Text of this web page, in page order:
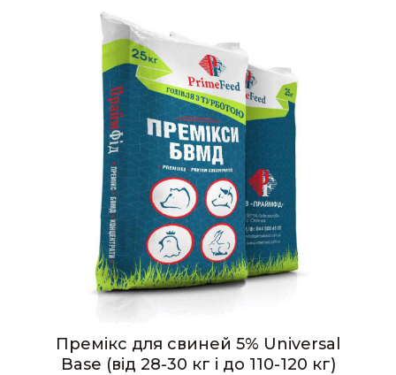
Премікс для свиней 5% Universal
Base (від 28-30 кг і до 110-120 кг)